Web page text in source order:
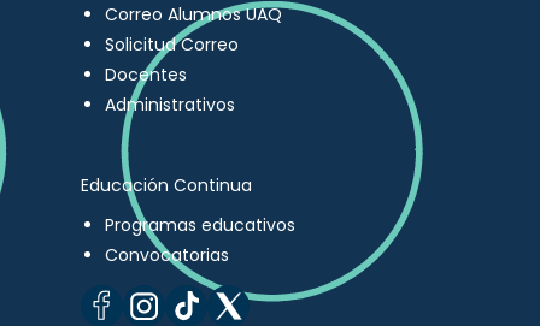
Correo Alumnos UAQ
Solicitud Correo
Docentes
Administrativos
Educación Continua
Programas educativos
Convocatorias